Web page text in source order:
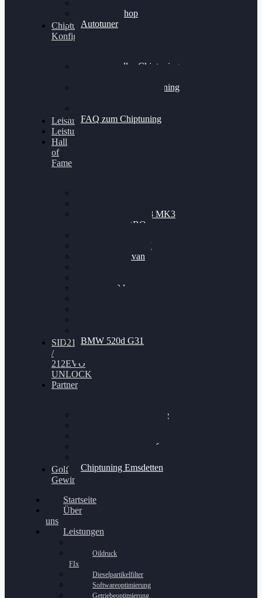
Alientech Shop
Autotuner
Chiptuning
Konfigurator
Professionelles Chiptuning
Professionelles Chiptuning
FAQ zum Chiptuning
Leistungsmessung
Leistungsprüfstand
Hall
of
Fame
Nissan GT-R35 3.8 MK3
V6 TWINTURBO
VW Passat 2.0TDI
VW T6 Multivan
BMW 120d
BMW 520d G31
SID212
/
212EVO
UNLOCK
Partner
Bilgenroth Performance
Chiptuning Schüttorf
Chiptuning Emsdetten
Golf
Gewinnspiel
Startseite
Über
uns
Leistungen
Oildruck
FIx
Dieselpartikelfilter
Softwareoptimierung
Getriebeoptimierung